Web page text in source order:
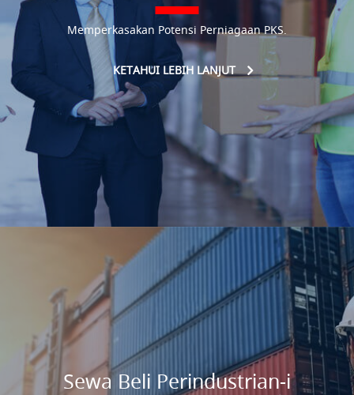
Memperkasakan Potensi Perniagaan PKS.
KETAHUI LEBIH LANJUT
Sewa Beli Perindustrian-i